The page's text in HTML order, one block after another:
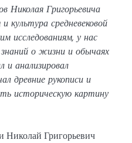
Николая Григорьевича
культура средневековой
исследованиям, у нас
о жизни и обычаях
и анализировал
древние рукописи и
историческую картину
Николай Григорьевич